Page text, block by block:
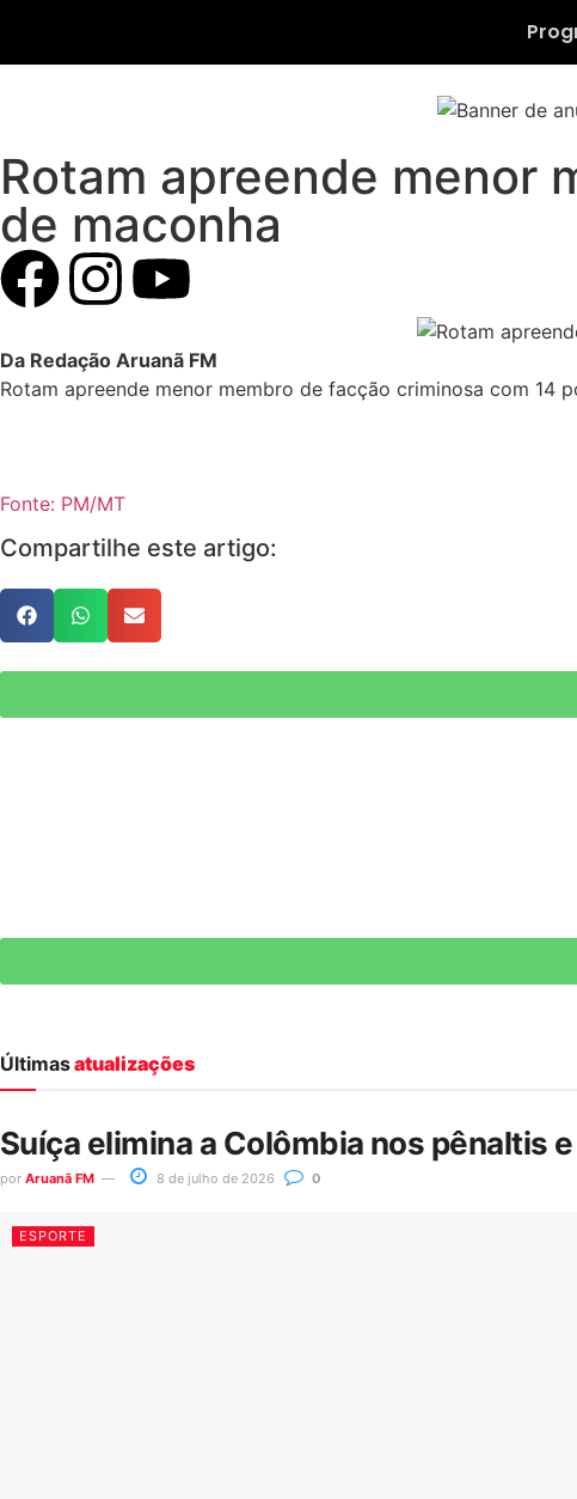
Rotam apreende menor
de maconha
Da Redação Aruanã FM
Rotam apreende menor membro de facção criminosa com 14
Fonte: PM/MT
Compartilhe este artigo:
Últimasatualizações
Suíça elimina a Colômbia nos pênaltis
por Aruanã FM 8 de julho de 2026 0
ESPORTE